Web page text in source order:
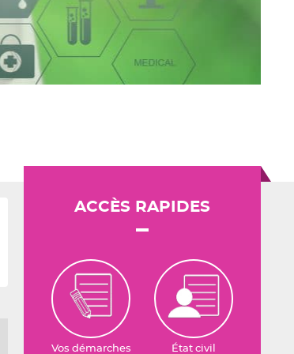
ACCÈS RAPIDES
Vos démarches État civil